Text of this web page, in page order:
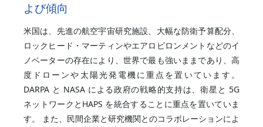
よび傾向
米国は、先進の航空宇宙研究施設、大幅な防衛予算配分、
ロックヒード・マーティンやエアロビロンメントなどのイ
ノベーターの存在により、世界で最も強いままであり、高
度ドローンや太陽光発電機に重点を置いています。
DARPA と NASA による政府の戦略的支持は、衛星と 5G
ネットワークとHAPS を統合することに重点を置いていま
す。 また、民間企業と研究機関とのコラボレーションによ